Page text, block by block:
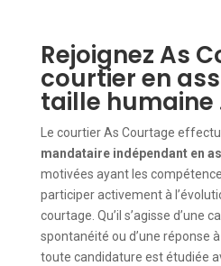
Rejoignez As
courtier en
taille humaine
Le courtier As Courtage
mandataire indépendant en
motivées ayant les
participer activement à
courtage. Qu’il s’agisse d’une
spontanéité ou d’une réponse
toute candidature est étudiée